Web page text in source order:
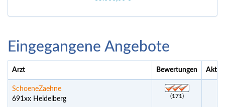
Eingegangene Angebote
Arzt Bewertungen
SchoeneZaehne
691xx Heidelberg
(171)